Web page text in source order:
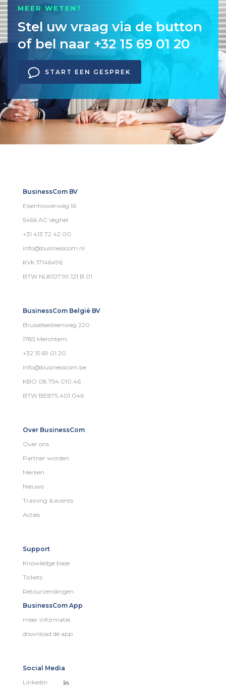
MEER WETEN?
Stel uw vraag via de button
of bel naar +32 15 69 01 20
START EEN GESPREK
BusinessCom BV
Eisenhowerweg 16
5466 AC Veghel
+31 413 72 42 00
info@businesscom.nl
KVK 17146496
BTW NL8107.99.121.B.01
BusinessCom België BV
Brusselsesteenweg 220
1785 Merchtem
+32 15 69 01 20
info@businesscom.be
KBO 08.754.010.46
BTW BE875.401.046
Over BusinessCom
Over ons
Partner worden
Merken
Nieuws
Training & events
Acties
Support
Knowledge base
Tickets
Retourzendingen
BusinessCom App
meer informatie
download de app
Social Media
Linkedin